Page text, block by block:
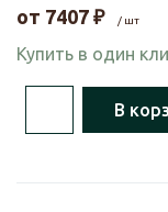
от 7407 ₽ / шт
Купить в один
В